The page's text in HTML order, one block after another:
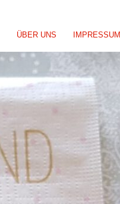
ÜBER UNS IMPRESSUM